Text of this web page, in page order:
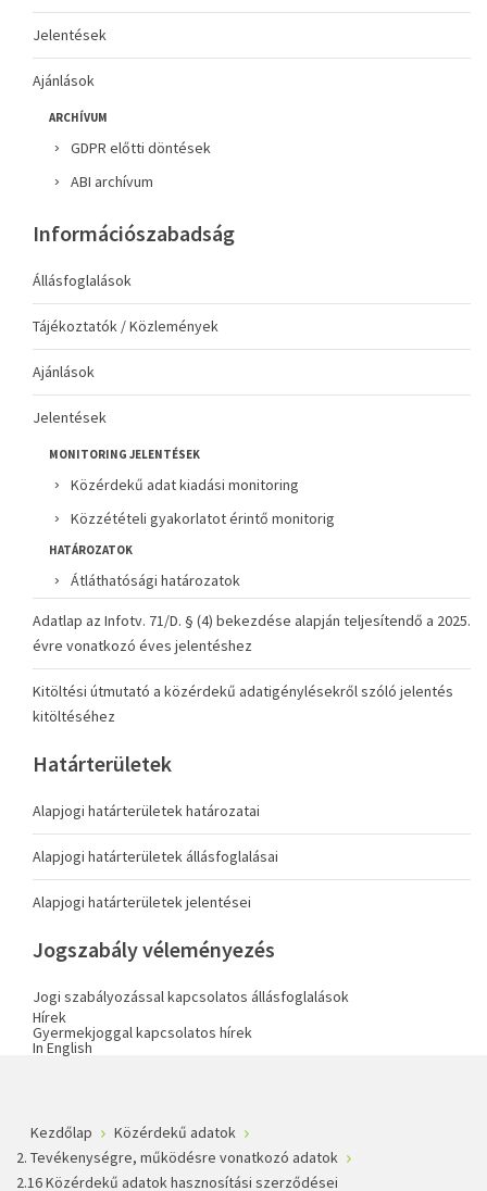
Jelentések
Ajánlások
ARCHÍVUM
GDPR előtti döntések
ABI archívum
Információszabadság
Állásfoglalások
Tájékoztatók / Közlemények
Ajánlások
Jelentések
MONITORING JELENTÉSEK
Közérdekű adat kiadási monitoring
Közzétételi gyakorlatot érintő monitorig
HATÁROZATOK
Átláthatósági határozatok
Adatlap az Infotv. 71/D. § (4) bekezdése alapján teljesítendő a 2025.
évre vonatkozó éves jelentéshez
Kitöltési útmutató a közérdekű adatigénylésekről szóló jelentés
kitöltéséhez
Határterületek
Alapjogi határterületek határozatai
Alapjogi határterületek állásfoglalásai
Alapjogi határterületek jelentései
Jogszabály véleményezés
Jogi szabályozással kapcsolatos állásfoglalások
Hírek
Gyermekjoggal kapcsolatos hírek
In English
Kezdőlap
Közérdekű adatok
2. Tevékenységre, működésre vonatkozó adatok
2.16 Közérdekű adatok hasznosítási szerződései